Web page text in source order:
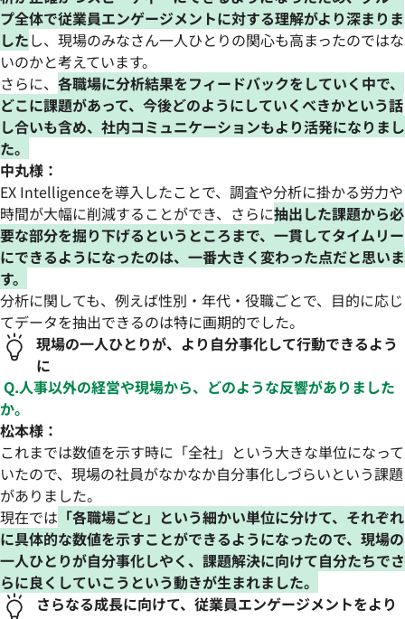
プ全体で従業員エンゲージメントに対する理解がより深まりま
したし、現場のみなさん一人ひとりの関心も高まったのではな
いのかと考えています。
さらに、 各職場に分析結果をフィードバックをしていく中で、
どこに課題があって、今後どのようにしていくべきかという話
し合いも含め、社内コミュニケーションもより活発になりまし
た。
中丸様：
EX Intelligenceを導入したことで、調査や分析に掛かる労力や
時間が大幅に削減することができ、さらに抽出した課題から必
要な部分を掘り下げるというところまで、一貫してタイムリー
にできるようになったのは、一番大きく変わった点だと思いま
す。
分析に関しても、例えば性別・年代・役職ごとで、目的に応じ
てデータを抽出できるのは特に画期的でした。
現場の一人ひとりが、より自分事化して行動できるよう
に
Q.人事以外の経営や現場から、どのような反響がありました
か。
松本様：
これまでは数値を示す時に「全社」という大きな単位になって
いたので、現場の社員がなかなか自分事化しづらいという課題
がありました。
現在では 「各職場ごと」という細かい単位に分けて、それぞれ
に具体的な数値を示すことができるようになったので、現場の
一人ひとりが自分事化しやく、課題解決に向けて自分たちでさ
らに良くしていこうという動きが生まれました。
さらなる成長に向けて、従業員エンゲージメントをより